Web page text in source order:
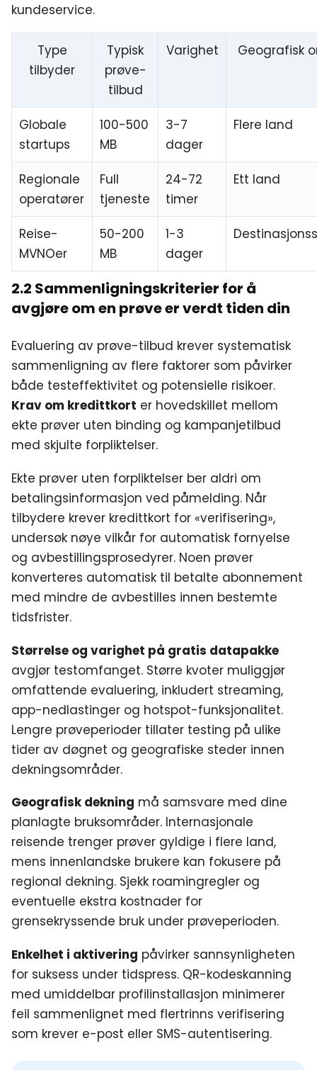
kundeservice.
Type
tilbyder
Typisk
prøve-
tilbud
Varighet Geografisk
Globale
startups
100-500
MB
3-7
dager
Flere land
Regionale
operatører
Full
tjeneste
24-72
timer
Ett land
Reise-
MVNOer
50-200
MB
1-3
dager
2.2 Sammenligningskriterier for å
avgjøre om en prøve er verdt tiden din
Evaluering av prøve-tilbud krever systematisk
sammenligning av flere faktorer som påvirker
både testeffektivitet og potensielle risikoer.
Krav om kredittkort er hovedskillet mellom
ekte prøver uten binding og kampanjetilbud
med skjulte forpliktelser.
Ekte prøver uten forpliktelser ber aldri om
betalingsinformasjon ved påmelding. Når
tilbydere krever kredittkort for «verifisering»,
undersøk nøye vilkår for automatisk fornyelse
og avbestillingsprosedyrer. Noen prøver
konverteres automatisk til betalte abonnement
med mindre de avbestilles innen bestemte
tidsfrister.
Størrelse og varighet på gratis datapakke
avgjør testomfanget. Større kvoter muliggjør
omfattende evaluering, inkludert streaming,
app-nedlastinger og hotspot-funksjonalitet.
Lengre prøveperioder tillater testing på ulike
tider av døgnet og geografiske steder innen
dekningsområder.
Geografisk dekning må samsvare med dine
planlagte bruksområder. Internasjonale
reisende trenger prøver gyldige i flere land,
mens innenlandske brukere kan fokusere på
regional dekning. Sjekk roamingregler og
eventuelle ekstra kostnader for
grensekryssende bruk under prøveperioden.
Enkelhet i aktivering påvirker sannsynligheten
for suksess under tidspress. QR-kodeskanning
med umiddelbar profilinstallasjon minimerer
feil sammenlignet med flertrinns verifisering
som krever e-post eller SMS-autentisering.